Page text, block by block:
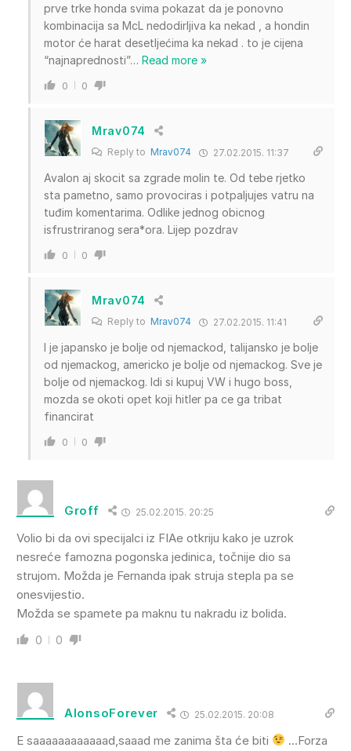
prve trke honda svima pokazat da je ponovno
kombinacija sa McL nedodirljiva ka nekad , a hondin
motor će harat desetljećima ka nekad . to je cijena
“najnaprednosti”… Read more »
0 0
Mrav074
Reply to Mrav074 27.02.2015. 11:37
Avalon aj skocit sa zgrade molin te. Od tebe rjetko
sta pametno, samo provociras i potpaljujes vatru na
tuđim komentarima. Odlike jednog obicnog
isfrustriranog sera*ora. Lijep pozdrav
0 0
Mrav074
Reply to Mrav074 27.02.2015. 11:41
I je japansko je bolje od njemackod, talijansko je bolje
od njemackog, americko je bolje od njemackog. Sve je
bolje od njemackog. Idi si kupuj VW i hugo boss,
mozda se okoti opet koji hitler pa ce ga tribat
financirat
0 0
Groff 25.02.2015. 20:25
Volio bi da ovi specijalci iz FIAe otkriju kako je uzrok
nesreće famozna pogonska jedinica, točnije dio sa
strujom. Možda je Fernanda ipak struja stepla pa se
onesvijestio.
Možda se spamete pa maknu tu nakradu iz bolida.
0 0
AlonsoForever 25.02.2015. 20:08
E saaaaaaaaaaaad,saaad me zanima šta će biti …Forza